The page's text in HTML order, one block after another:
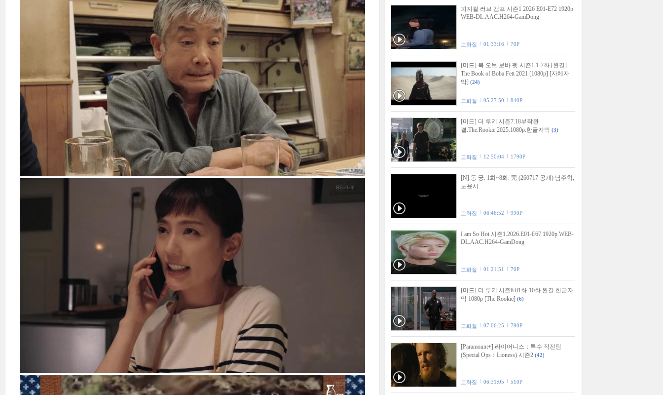
피지컬 러브 캠프 시즌1 2026 E01-E72 1920p
WEB-DL.AAC.H264-GamDong
고화질 01:33:16 70P
[미드] 북 오브 보바 펫 시즌1 1-7화 [완결]
The Book of Boba Fett 2021 [1080p] [자체자
막] (24)
고화질 05:27:50 840P
[미드] 더 루키 시즌7.18부작완
결.The.Rookie.2025.1080p.한글자막 (3)
고화질 12:50:04 1790P
[N] 동 궁. 1화~8화. 完 (260717 공개) 남주혁,
노윤서
고화질 06:46:52 990P
I am So Hot 시즌1.2026.E01-E67.1920p.WEB-
DL.AAC.H264-GamDong
고화질 01:21:51 70P
[미드] 더 루키 시즌6 01화-10화 완결 한글자
막 1080p [The Rookie] (6)
고화질 07:06:25 790P
[Paramount+] 라이어니스：특수 작전팀
(Special Ops：Lioness) 시즌2 (42)
고화질 06:31:05 510P